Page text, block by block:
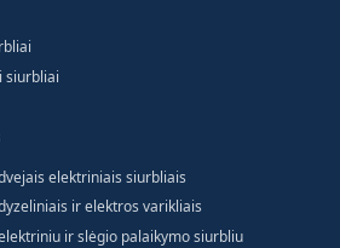
siurbliai
elektriniais siurbliais
ir elektros varikliais
ir slėgio palaikymo siurbliu